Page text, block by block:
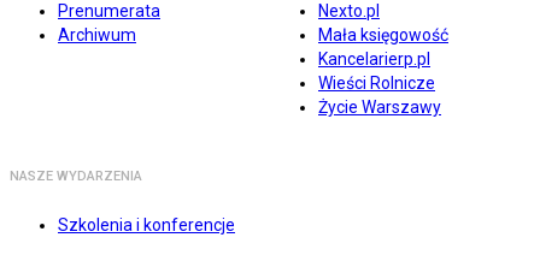
Prenumerata
Archiwum
Nexto.pl
Mała księgowość
Kancelarierp.pl
Wieści Rolnicze
Życie Warszawy
NASZE WYDARZENIA
Szkolenia i konferencje